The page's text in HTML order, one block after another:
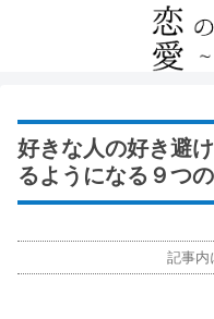
好きな人の好き避
るようになる９つ
記事内